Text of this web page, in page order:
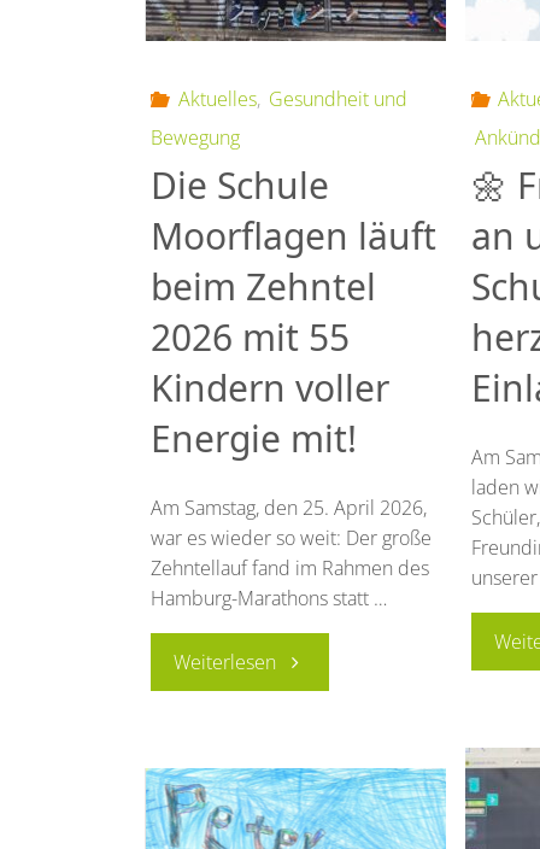
Aktuelles, Gesundheit und
Bewegung
Die Schule
Moorflagen läuft
beim Zehntel
2026 mit 55
Kindern voller
Energie mit!
Am Samstag, den 25. April 2026,
war es wieder so weit: Der große
Zehntellauf fand im Rahmen des
Hamburg-Marathons statt …
Weiterlesen"Die
Moorflagen
läuft
🌼
an
Am
laden